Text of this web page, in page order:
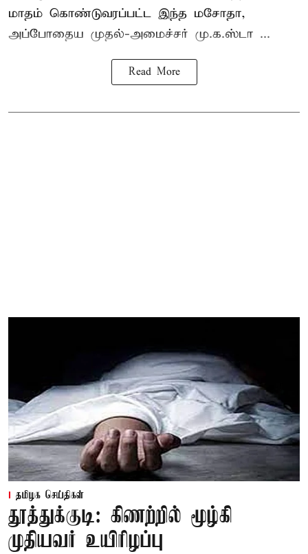
மாதம் கொண்டுவரப்பட்ட இந்த மசோதா,
அப்போதைய முதல்-அமைச்சர் மு.க.ஸ்டா ...
Read More
தமிழக செய்திகள்
தூத்துக்குடி: கிணற்றில் மூழ்கி
முதியவர் உயிரிழப்பு